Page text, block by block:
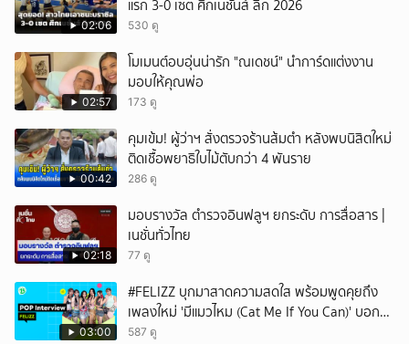
02:06
แรก 3-0 เซต ศึกเนชั่นส์ ลีก 2026
530 ดู
02:57
โมเมนต์อบอุ่นน่ารัก "ณเดชน์" นำการ์ดแต่งงาน
มอบให้คุณพ่อ
173 ดู
00:42
คุมเข้ม! ผู้ว่าฯ สั่งตรวจร้านส้มตำ หลังพบนิสิตใหม่
ติดเชื้อพยาธิใบไม้ตับกว่า 4 พันราย
286 ดู
02:18
มอบรางวัล ตำรวจอินฟลูฯ ยกระดับ การสื่อสาร |
เนชั่นทั่วไทย
77 ดู
03:00
#FELIZZ บุกมาสาดความสดใส พร้อมพูดคุยถึง
เพลงใหม่ 'มีแมวไหม (Cat Me If You Can)' บอก
เลยว่าเริ่ดไม่ไหว 🌟
587 ดู